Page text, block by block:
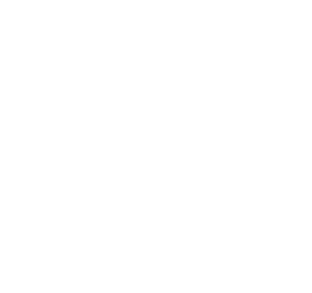
para a direita